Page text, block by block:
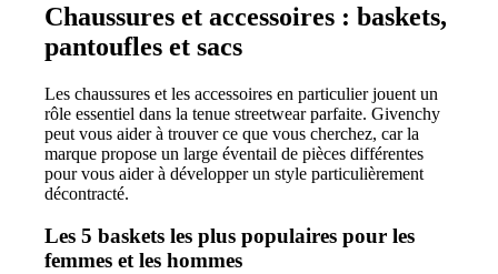
Chaussures et accessoires : baskets,
pantoufles et sacs
Les chaussures et les accessoires en particulier jouent un
rôle essentiel dans la tenue streetwear parfaite. Givenchy
peut vous aider à trouver ce que vous cherchez, car la
marque propose un large éventail de pièces différentes
pour vous aider à développer un style particulièrement
décontracté.
Les 5 baskets les plus populaires pour les
femmes et les hommes